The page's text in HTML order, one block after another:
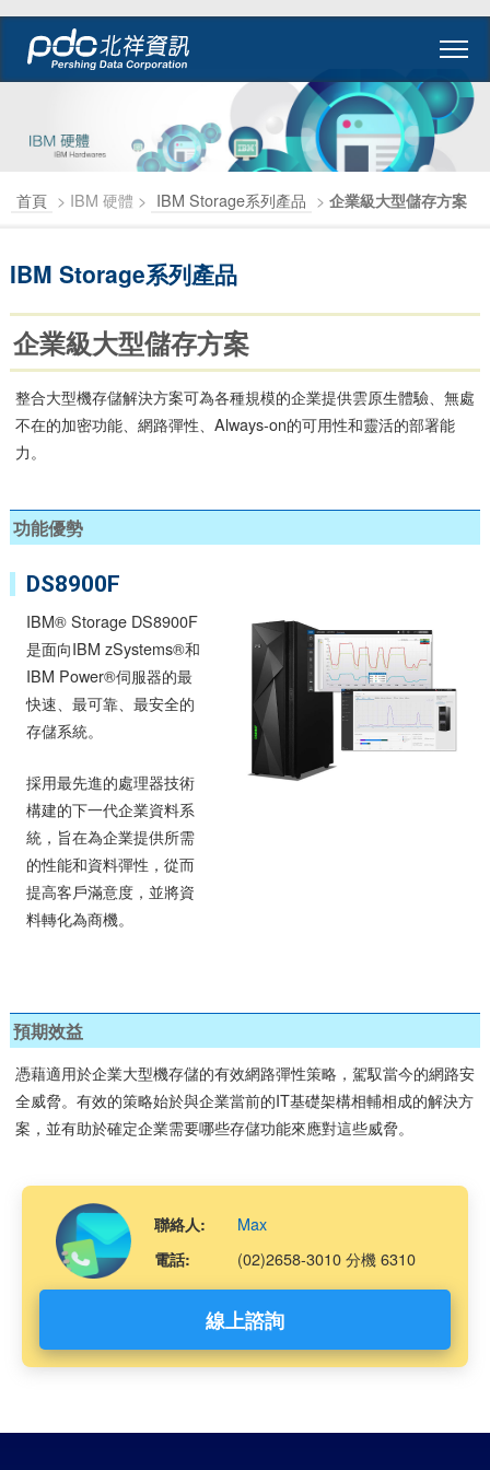
首頁 > IBM 硬體 > IBM Storage系列產品 >企業級大型儲存方案
IBM Storage系列產品
企業級大型儲存方案
整合大型機存儲解決方案可為各種規模的企業提供雲原生體驗、無處
不在的加密功能、網路彈性、Always-on的可用性和靈活的部署能
力。
功能優勢
DS8900F
IBM® Storage DS8900F
是面向IBM zSystems®和
IBM Power®伺服器的最
快速、最可靠、最安全的
存儲系統。
採用最先進的處理器技術
構建的下一代企業資料系
統，旨在為企業提供所需
的性能和資料彈性，從而
提高客戶滿意度，並將資
料轉化為商機。
預期效益
憑藉適用於企業大型機存儲的有效網路彈性策略，駕馭當今的網路安
全威脅。有效的策略始於與企業當前的IT基礎架構相輔相成的解決方
案，並有助於確定企業需要哪些存儲功能來應對這些威脅。
聯絡人: Max
電話: (02)2658-3010 分機 6310
線上諮詢